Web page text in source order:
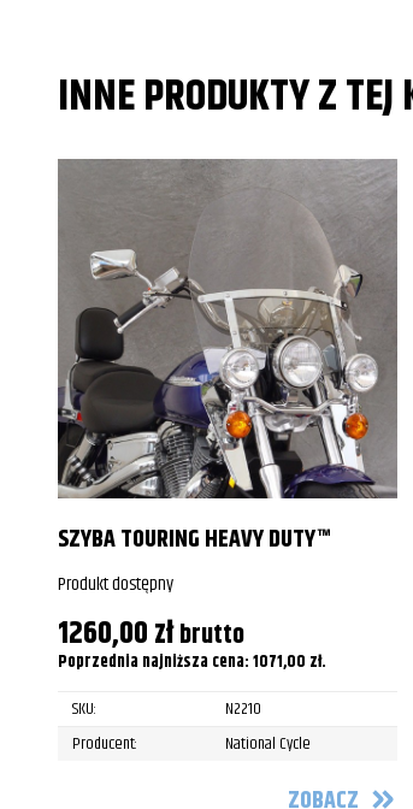
INNE PRODUKTY Z TEJ
SZYBA TOURING HEAVY DUTY™
Produkt dostępny
1260,00złbrutto
Poprzednia najniższa cena:1071,00 zł.
SKU:
N2210
Producent:
National Cycle
ZOBACZ